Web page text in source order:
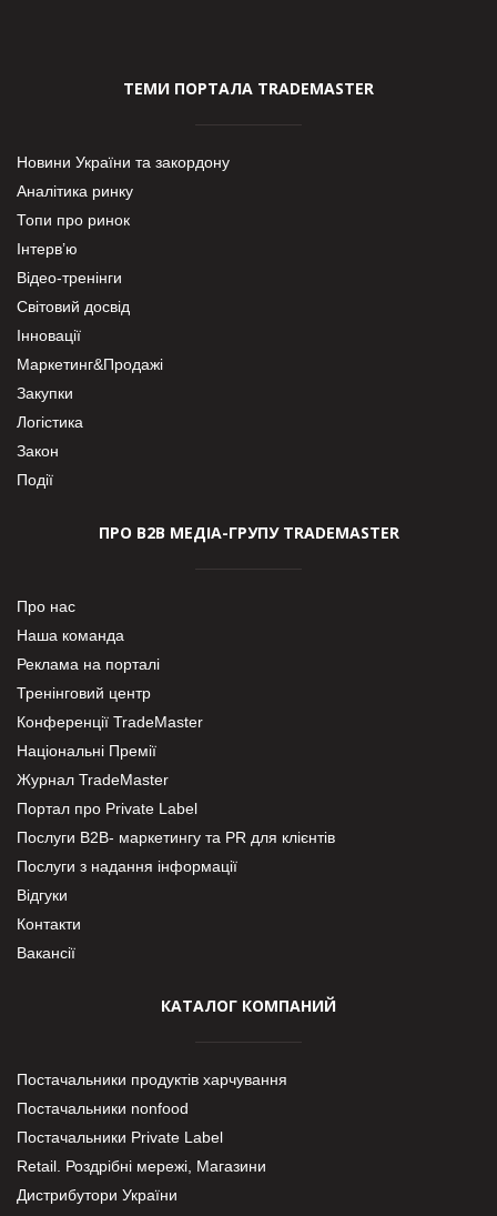
ТЕМИ ПОРТАЛА TRADEMASTER
Новини України та закордону
Аналітика ринку
Топи про ринок
Інтерв’ю
Відео-тренінги
Світовий досвід
Інновації
Маркетинг&Продажі
Закупки
Логістика
Закон
Події
ПРО В2В МЕДІА-ГРУПУ TRADEMASTER
Про нас
Наша команда
Реклама на порталі
Тренінговий центр
Конференції TradeMaster
Національні Премії
Журнал TradeMaster
Портал про Private Label
Послуги В2В- маркетингу та PR для клієнтів
Послуги з надання інформації
Відгуки
Контакти
Вакансії
КАТАЛОГ КОМПАНИЙ
Постачальники продуктів харчування
Постачальники nonfood
Постачальники Private Label
Retail. Роздрібні мережі, Магазини
Дистрибутори України